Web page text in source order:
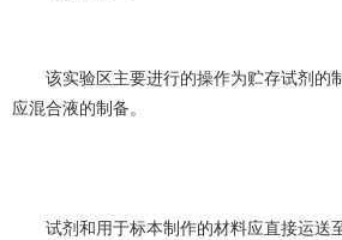
该实验区主要进行的操作为贮存试剂的
应混合液的制备。
试剂和用于标本制作的材料应直接运送